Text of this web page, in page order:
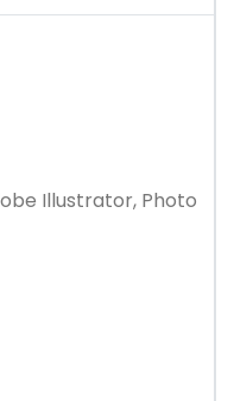
Illustrator, Photo